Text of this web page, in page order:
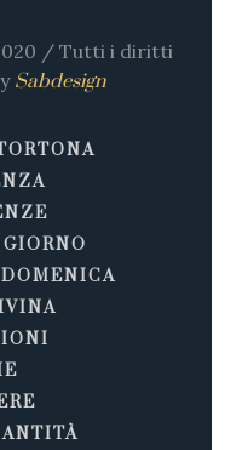
/ Tutti i diritti
Sabdesign